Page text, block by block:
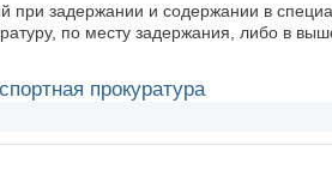
при задержании и содержании в
по месту задержания, либо в
прокуратура